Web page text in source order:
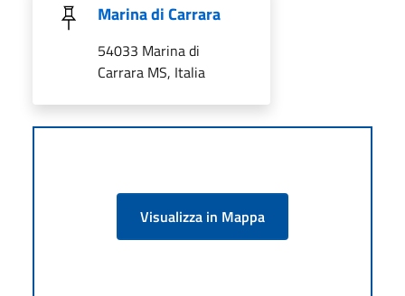
Marina di Carrara
54033 Marina di
Carrara MS, Italia
Visualizza in Mappa